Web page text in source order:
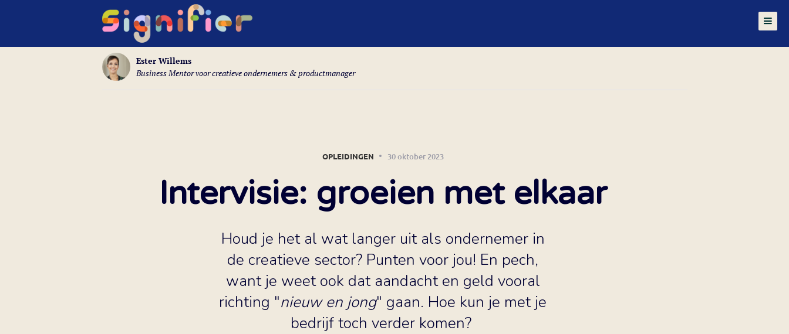
STORIES & SIGNALS
NIEUWSBRIEF
OP DE AGENDA
Ester Willems
Business Mentor voor creatieve ondernemers & productmanager
OPLEIDINGEN 30 oktober 2023
Intervisie: groeien met elkaar
Houd je het al wat langer uit als ondernemer in
de creatieve sector? Punten voor jou! En pech,
want je weet ook dat aandacht en geld vooral
richting "nieuw en jong" gaan. Hoe kun je met je
bedrijf toch verder komen?